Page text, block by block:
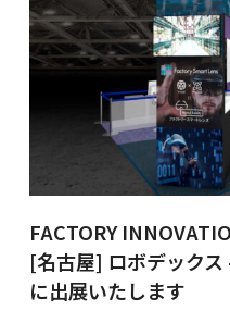
FACTORY
[名古屋] ロボデック
に出展いたします